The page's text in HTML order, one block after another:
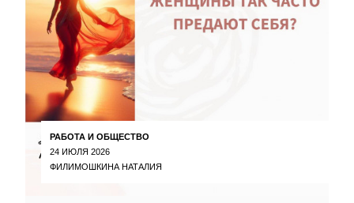
РАБОТА И ОБЩЕСТВО
24 ИЮЛЯ 2026
ФИЛИМОШКИНА НАТАЛИЯ